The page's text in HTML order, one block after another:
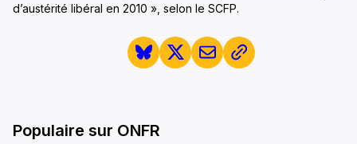
d’austérité libéral en 2010 », selon le SCFP.
Populaire sur ONFR